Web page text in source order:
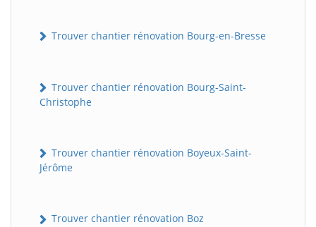
Trouver chantier rénovation Bourg-en-Bresse
Trouver chantier rénovation Bourg-Saint-
Christophe
Trouver chantier rénovation Boyeux-Saint-
Jérôme
Trouver chantier rénovation Boz